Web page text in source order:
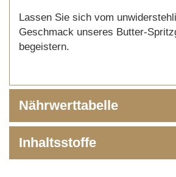
Lassen Sie sich vom
Geschmack unseres Butter-
begeistern.
Nährwerttabelle
Inhaltsstoffe